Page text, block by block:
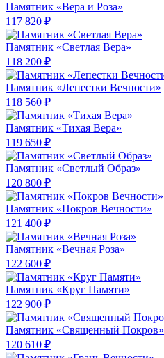
Памятник «Вера и Роза»
117 820 ₽
Памятник «Светлая Вера»
118 200 ₽
Памятник «Лепестки Вечности»
118 560 ₽
Памятник «Тихая Вера»
119 650 ₽
Памятник «Светлый Образ»
120 800 ₽
Памятник «Покров Вечности»
121 400 ₽
Памятник «Вечная Роза»
122 600 ₽
Памятник «Круг Памяти»
122 900 ₽
Памятник «Священный Покров»
120 610 ₽